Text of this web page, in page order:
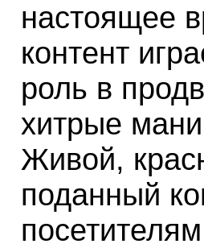
настоящее
контент
роль в
хитрые
Живой,
поданный